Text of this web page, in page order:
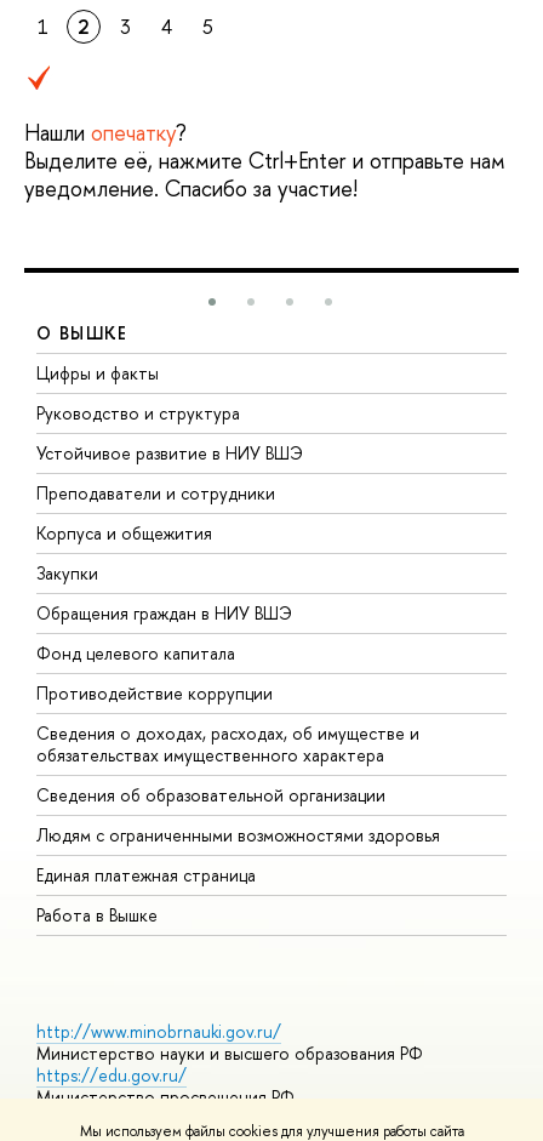
Мы используем файлы cookies для улучшения работы сайта
1 2 3 4 5
Нашли опечатку?
Выделите её, нажмите Ctrl+Enter и отправьте нам
уведомление. Спасибо за участие!
О ВЫШКЕ
Цифры и факты
Руководство и структура
Устойчивое развитие в НИУ ВШЭ
Преподаватели и сотрудники
Корпуса и общежития
Закупки
Обращения граждан в НИУ ВШЭ
Фонд целевого капитала
Противодействие коррупции
Сведения о доходах, расходах, об имуществе и
обязательствах имущественного характера
Сведения об образовательной организации
Людям с ограниченными возможностями здоровья
Единая платежная страница
Работа в Вышке
http://www.minobrnauki.gov.ru/
Министерство науки и высшего образования РФ
https://edu.gov.ru/
Министерство просвещения РФ